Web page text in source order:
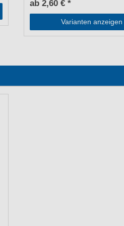
ab 2,60 € *
Varianten anzeigen